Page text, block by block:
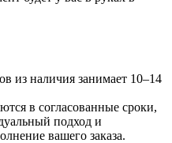
из наличия занимает 10–14
в согласованные сроки,
подход и
вашего заказа.